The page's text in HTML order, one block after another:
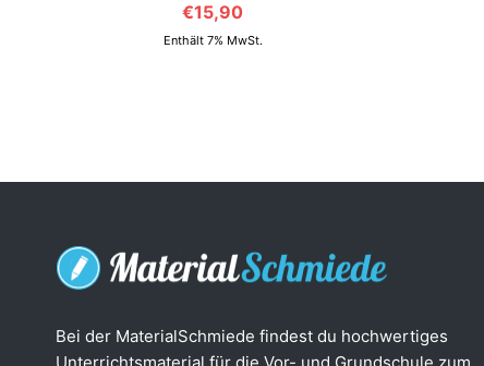
€15,90
Enthält 7% MwSt.
Bei der MaterialSchmiede findest du hochwertiges